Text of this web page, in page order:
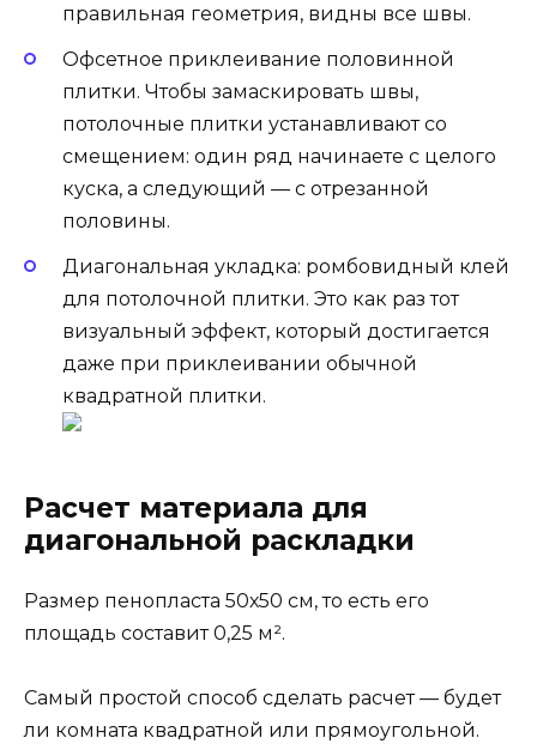
правильная геометрия, видны все швы.
Офсетное приклеивание половинной
плитки. Чтобы замаскировать швы,
потолочные плитки устанавливают со
смещением: один ряд начинаете с целого
куска, а следующий — с отрезанной
половины.
Диагональная укладка: ромбовидный клей
для потолочной плитки. Это как раз тот
визуальный эффект, который достигается
даже при приклеивании обычной
квадратной плитки.
Расчет материала для
диагональной раскладки
Размер пенопласта 50х50 см, то есть его
площадь составит 0,25 м².
Самый простой способ сделать расчет — будет
ли комната квадратной или прямоугольной.